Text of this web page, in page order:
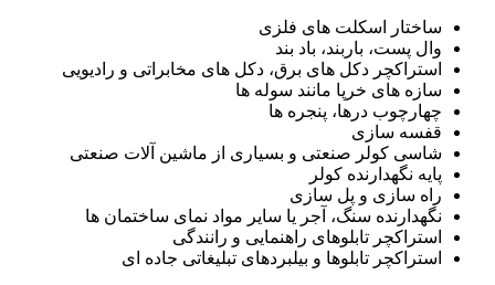
ساختار اسکلت های فلزی
وال پست، باربند، باد بند
استراکچر دکل های برق، دکل های مخابراتی و رادیویی
سازه های خرپا مانند سوله ها
چهارچوب درها، پنجره ها
قفسه سازی
شاسی کولر صنعتی و بسیاری از ماشین آلات صنعتی
پایه نگهدارنده کولر
راه سازی و پل سازی
نگهدارنده سنگ، آجر یا سایر مواد نمای ساختمان ها
استراکچر تابلوهای راهنمایی و رانندگی
استراکچر تابلوها و بیلبردهای تبلیغاتی جاده ای